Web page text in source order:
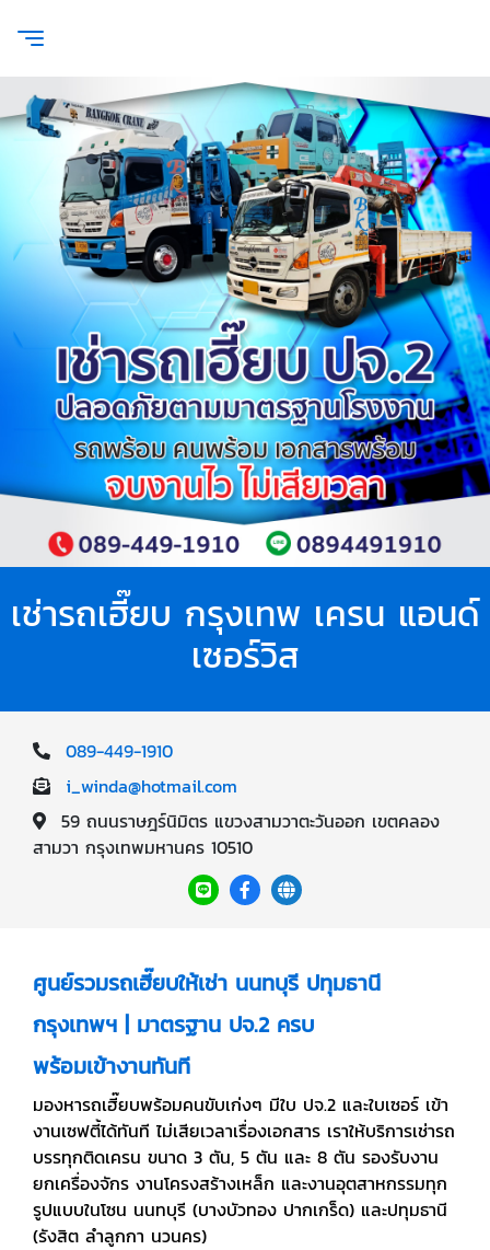
เช่ารถเฮี๊ยบ กรุงเทพ เครน แอนด์
เซอร์วิส
089-449-1910
i_winda@hotmail.com
59 ถนนราษฎร์นิมิตร แขวงสามวาตะวันออก เขตคลอง
สามวา กรุงเทพมหานคร 10510
ศูนย์รวมรถเฮี๊ยบให้เช่า นนทบุรี ปทุมธานี
กรุงเทพฯ | มาตรฐาน ปจ.2 ครบ
พร้อมเข้างานทันที
มองหารถเฮี๊ยบพร้อมคนขับเก่งๆ มีใบ ปจ.2 และใบเซอร์ เข้า
งานเซฟตี้ได้ทันที ไม่เสียเวลาเรื่องเอกสาร เราให้บริการเช่ารถ
บรรทุกติดเครน ขนาด 3 ตัน, 5 ตัน และ 8 ตัน รองรับงาน
ยกเครื่องจักร งานโครงสร้างเหล็ก และงานอุตสาหกรรมทุก
รูปแบบในโซน นนทบุรี (บางบัวทอง ปากเกร็ด) และปทุมธานี
(รังสิต ลำลูกกา นวนคร)